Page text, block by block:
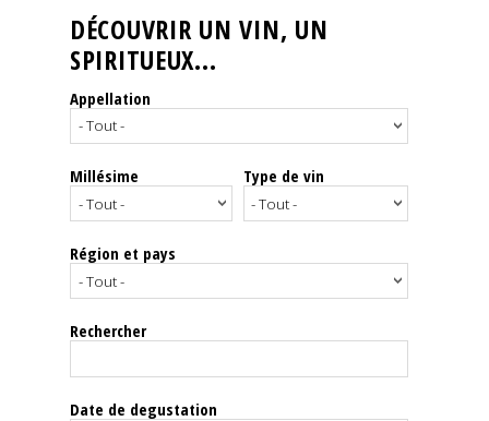
Nos
Spiritueux
Notes
dégustation
Le
magazine
DÉCOUVRIR UN VIN, UN
SPIRITUEUX...
Appellation
Millésime Type de vin
Région et pays
Rechercher
Date de degustation